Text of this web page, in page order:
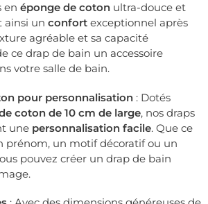
en éponge de coton ultra-douce et
ainsi un confort exceptionnel après
agréable et sa capacité
ce drap de bain un accessoire
votre salle de bain.
pour personnalisation : Dotés
coton de 10 cm de large, nos draps
une personnalisation facile. Que ce
prénom, un motif décoratif ou un
pouvez créer un drap de bain